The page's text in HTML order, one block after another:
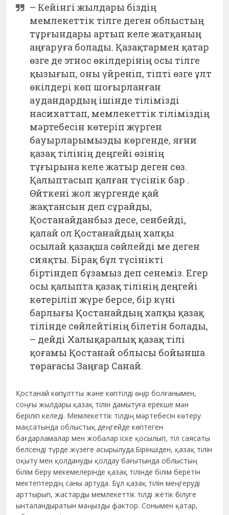
– Кейінгі жылдары біздің
мемлекеттік тілге деген облыстың
тұрғындары артып келе жатқаның
аңғаруға болады. Қазақтармен қатар
өзге де этнос өкілдерінің осы тілге
қызығып, оны үйреніп, тіпті өзге ұлт
өкілдері көп шоғырланған
аудандардың ішінде тілімізді
насихаттап, мемлекеттік тіліміздің
мәртебесін көтеріп жүрген
бауырларымызды көргенде, яғни
қазақ тілінің деңгейі өзінің
тұғырына келе жатыр деген сөз.
Қалыптасып қалған түсінік бар .
Өйткені жол жүргенде қай
жақтансын деп сұрайды,
Қостанайданбыз десе, сенбейді,
қалай ол Қостанайдың халқы
осылай қазақша сөйлейді ме деген
сияқты. Бірақ бұл түсінікті
біртіндеп бұзамыз деп сенеміз. Егер
осы қалыпта қазақ тілінің деңгейі
көтеріліп жүре берсе, бір күні
барлығы Қостанайдың халқы қазақ
тілінде сөйлейтінің білетін болады,
– дейді Халықаралық қазақ тілі
қоғамы Қостанай облысы бойынша
төрағасы Заңғар Санай.
Қостанай көпұлтты және көптілді өңір болғанымен,
соңғы жылдары қазақ тілін дамытуға ерекше мән
беріліп келеді. Мемлекеттік тілдің мәртебесін көтеру
мақсатында облыстық деңгейде көптеген
бағдарламалар мен жобалар іске қосылып, тіл саясаты
белсенді түрде жүзеге асырылуда.Біріншіден, қазақ тілін
оқыту мен қолдануды қолдау бағытында облыстың
білім беру мекемелерінде қазақ тілінде білім беретін
мектептердің саны артуда. Бұл қазақ тілін меңгеруді
арттырып, жастарды мемлекеттік тілді жетік білуге
ынталандыратын маңызды фактор. Сонымен қатар,